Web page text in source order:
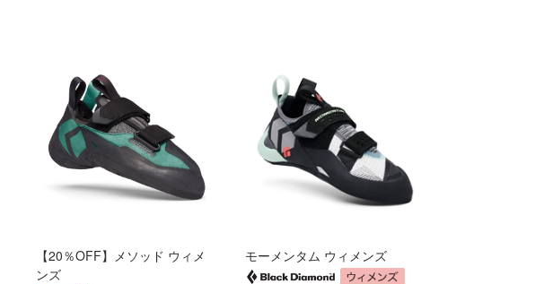
【20％OFF】メソッド ウィメ
ンズ
モーメンタム ウィメンズ